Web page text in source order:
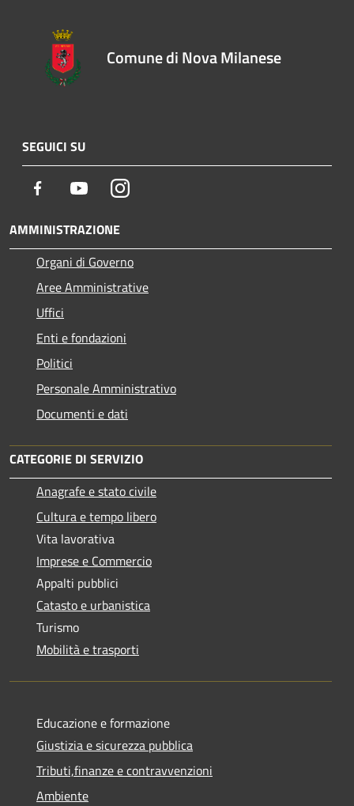
Comune di Nova Milanese
SEGUICI SU
Facebook YoutubeInstagram
AMMINISTRAZIONE
Organi di Governo
Aree Amministrative
Uffici
Enti e fondazioni
Politici
Personale Amministrativo
Documenti e dati
CATEGORIE DI SERVIZIO
Anagrafe e stato civile
Cultura e tempo libero
Vita lavorativa
Imprese e Commercio
Appalti pubblici
Catasto e urbanistica
Turismo
Mobilità e trasporti
Educazione e formazione
Giustizia e sicurezza pubblica
Tributi,finanze e contravvenzioni
Ambiente